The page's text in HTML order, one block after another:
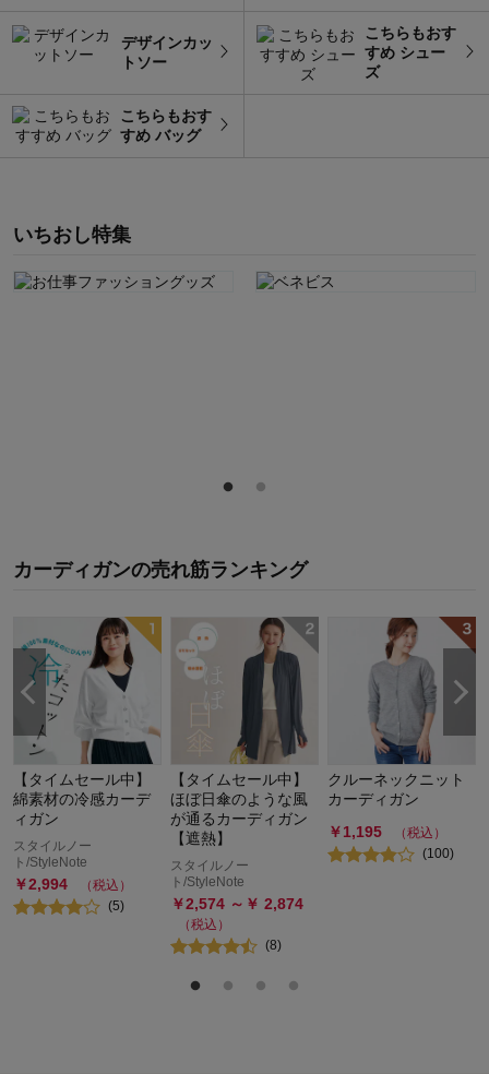
デザインカッ
トソー
こちらもおす
すめ シュー
ズ
こちらもおす
すめ バッグ
いちおし特集
カーディガンの売れ筋ランキング
【タイムセール中】
綿素材の冷感カーデ
ィガン
スタイルノー
ト/StyleNote
￥2,994
（税込）
(5)
【タイムセール中】
ほぼ日傘のような風
が通るカーディガン
【遮熱】
スタイルノー
ト/StyleNote
￥2,574 ～￥ 2,874
（税込）
(8)
クルーネックニット
カーディガン
￥1,195
（税込）
(100)